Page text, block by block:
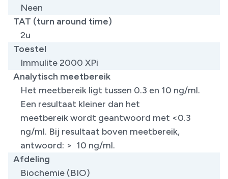
Neen
TAT (turn around time)
2u
Toestel
Immulite 2000 XPi
Analytisch meetbereik
Het meetbereik ligt tussen 0.3 en 10 ng/ml.
Een resultaat kleiner dan het
meetbereik wordt geantwoord met <0.3
ng/ml. Bij resultaat boven meetbereik,
antwoord: > 10 ng/ml.
Afdeling
Biochemie (BIO)